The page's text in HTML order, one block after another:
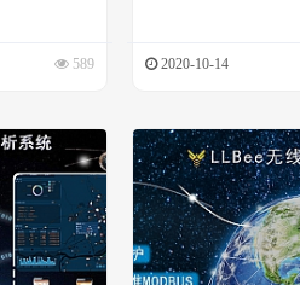
589 2020-10-14